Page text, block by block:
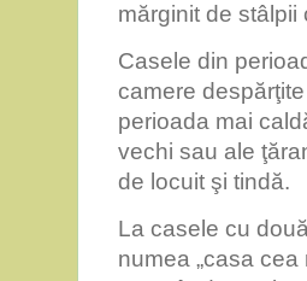
mărginit de
Casele din
camere
perioada mai
vechi sau ale
de locuit şi tindă.
La casele cu
numea „casa